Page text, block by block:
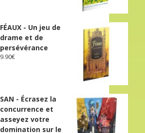
FÉAUX - Un jeu de
drame et de
persévérance
9.90€
SAN - Écrasez la
concurrence et
asseyez votre
domination sur le